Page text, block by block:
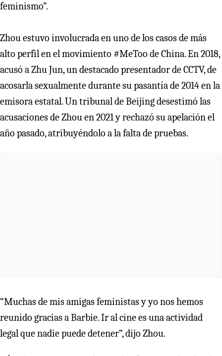
feminismo”.
Zhou estuvo involucrada en uno de los casos de más
alto perfil en el movimiento #MeToo de China. En 2018,
acusó a Zhu Jun, un destacado presentador de CCTV, de
acosarla sexualmente durante su pasantía de 2014 en la
emisora estatal. Un tribunal de Beijing desestimó las
acusaciones de Zhou en 2021 y rechazó su apelación el
año pasado, atribuyéndolo a la falta de pruebas.
“Muchas de mis amigas feministas y yo nos hemos
reunido gracias a Barbie. Ir al cine es una actividad
legal que nadie puede detener”, dijo Zhou.